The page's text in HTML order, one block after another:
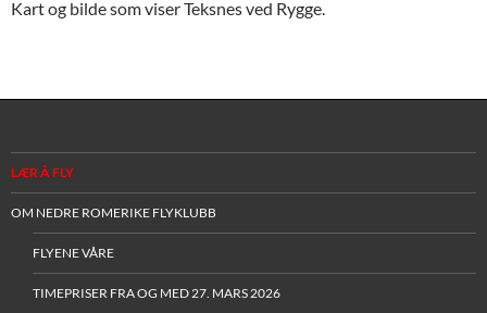
Kart og bilde som viser Teksnes ved Rygge.
LÆR Å FLY
OM NEDRE ROMERIKE FLYKLUBB
FLYENE VÅRE
TIMEPRISER FRA OG MED 27. MARS 2026